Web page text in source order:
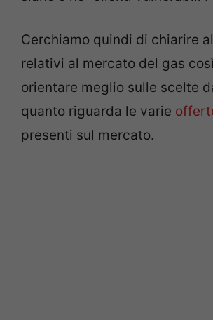
Cerchiamo quindi di chiarire
relativi al mercato del gas
orientare meglio sulle scelte
quanto riguarda le varie
presenti sul mercato.